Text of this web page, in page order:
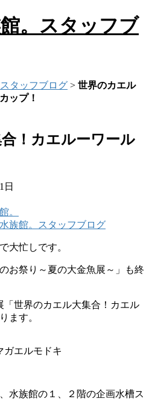
。スタッフブ
タッフブログ > 世界のカエル
ップ！
！カエルーワール
日
。
族館。スタッフブログ
大忙しです。
お祭り～夏の大金魚展～」も終
「世界のカエル大集合！カエル
ます。
ガエルモドキ
水族館の１、２階の企画水槽ス